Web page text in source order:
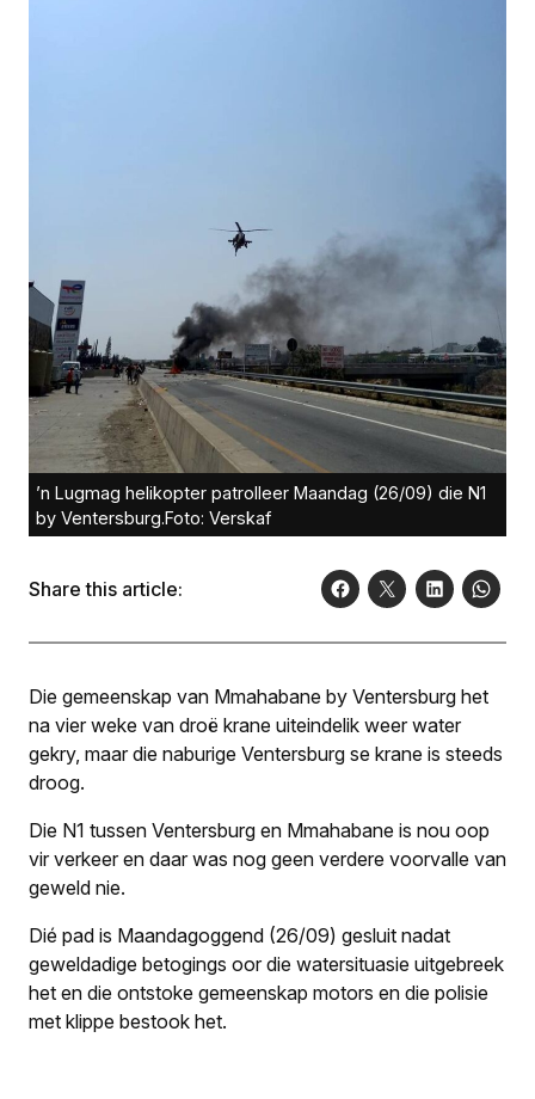
’n Lugmag helikopter patrolleer Maandag (26/09) die N1
by Ventersburg.Foto: Verskaf
Share this article:
Die gemeenskap van Mmahabane by Ventersburg het
na vier weke van droë krane uiteindelik weer water
gekry, maar die naburige Ventersburg se krane is steeds
droog.
Die N1 tussen Ventersburg en Mmahabane is nou oop
vir verkeer en daar was nog geen verdere voorvalle van
geweld nie.
Dié pad is Maandagoggend (26/09) gesluit nadat
geweldadige betogings oor die watersituasie uitgebreek
het en die ontstoke gemeenskap motors en die polisie
met klippe bestook het.